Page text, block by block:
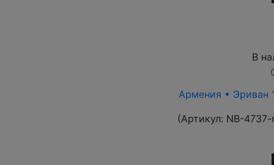
В
Армения • Эриван
(Артикул: NB-4737-